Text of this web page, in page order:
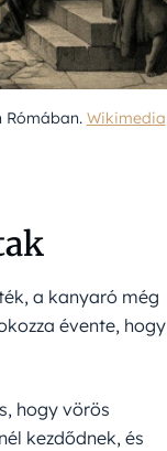
Rómában. Wikimedia
a kanyaró még
évente, hogy
hogy vörös
kezdődnek, és